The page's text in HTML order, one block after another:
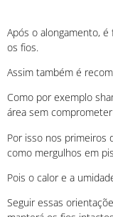
Após o alongamento,
os fios.
Assim também é
Como por exemplo
área sem
Por isso nos primeiros
como mergulhos em
Pois o calor e a
Seguir essas